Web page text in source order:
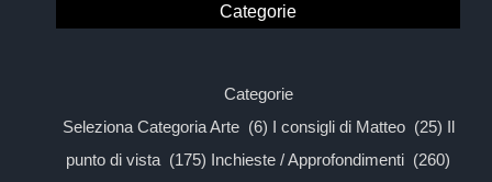
Categorie
Categorie
Seleziona Categoria Arte (6) I consigli di Matteo (25) Il
punto di vista (175) Inchieste / Approfondimenti (260)